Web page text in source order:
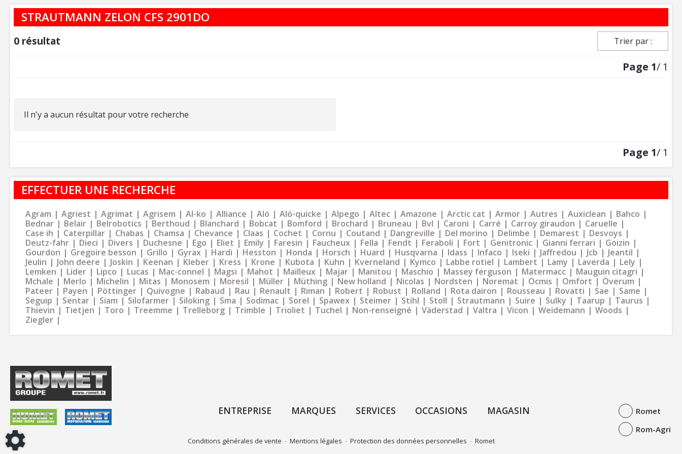
STRAUTMANN ZELON CFS 2901DO
0 résultat Trier par :
Page 1/ 1
Il n'y a aucun résultat pour votre recherche
Page 1/ 1
EFFECTUER UNE RECHERCHE
Agram Agriest Agrimat Agrisem Al-ko Alliance Alö Alö-quicke Alpego Altec Amazone Arctic cat Armor Autres Auxiclean
Bahco
Bednar
Belair Belrobotics Berthoud Blanchard Bobcat Bomford Brochard Bruneau Bvl Caroni Carré Carroy giraudon
Caruelle
Case ih
Caterpillar Chabas Chamsa Chevance Claas Cochet Cornu Coutand Dangreville Del morino Delimbe Demarest
Desvoys
Deutz-fahr
Dieci Divers Duchesne Ego Eliet Emily Faresin Faucheux Fella Fendt Feraboli Fort Genitronic Gianni ferrari
Goizin
Gourdon
Gregoire besson Grillo Gyrax Hardi Hesston Honda Horsch Huard Husqvarna Idass Infaco Iseki Jaffredou Jcb
Jeantil
Jeulin
John deere Joskin Keenan Kleber Kress Krone Kubota Kuhn Kverneland Kymco Labbe rotiel Lambert Lamy Laverda
Lely
Lemken
Lider Lipco Lucas Mac-connel Magsi Mahot Mailleux Majar Manitou Maschio Massey ferguson Matermacc
Mauguin citagri
Mchale
Merlo Michelin Mitas Monosem Moresil Müller Müthing New holland Nicolas Nordsten Noremat Ocmis Omfort
Överum
Pateer
Payen Pöttinger Quivogne Rabaud Rau Renault Riman Robert Robust Rolland Rota dairon Rousseau Rovatti Sae
Same
Seguip
Sentar Siam Silofarmer Siloking Sma Sodimac Sorel Spawex Steimer Stihl Stoll Strautmann Suire Sulky Taarup
Taurus
Thievin
Tietjen Toro Treemme Trelleborg Trimble Trioliet Tuchel Non-renseigné Väderstad Valtra Vicon Weidemann
Woods
Ziegler
ENTREPRISE MARQUES SERVICES OCCASIONS MAGASIN
Romet
Rom-Agri
Conditions générales de vente - Mentions légales - Protection des données personnelles - Romet